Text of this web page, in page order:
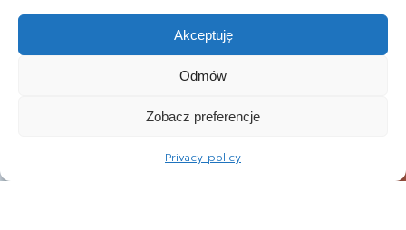
Akceptuję
Odmów
Zobacz preferencje
Privacy policy